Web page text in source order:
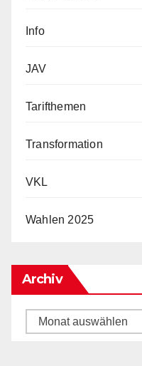
Info
JAV
Tarifthemen
Transformation
VKL
Wahlen 2025
Archiv
Archiv